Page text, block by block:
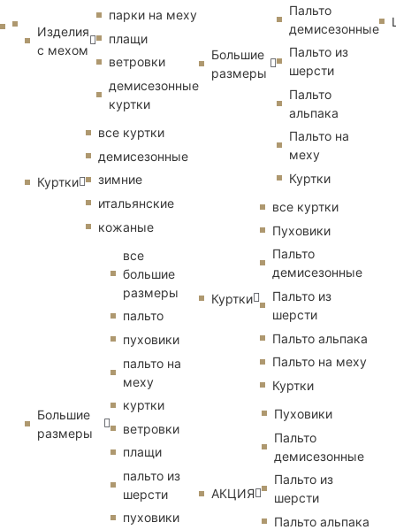
Изделия
с мехом
парки на меху
плащи
ветровки
демисезонные
куртки
Куртки
все куртки
демисезонные
зимние
итальянские
кожаные
Большие
размеры
все
большие
размеры
пальто
пуховики
пальто на
меху
куртки
ветровки
плащи
пальто из
шерсти
пуховики
Большие
размеры
Пальто
демисезонные
Пальто из
шерсти
Пальто
альпака
Пальто на
меху
Куртки
Куртки
все куртки
Пуховики
Пальто
демисезонные
Пальто из
шерсти
Пальто альпака
Пальто на меху
Куртки
АКЦИЯ
Пуховики
Пальто
демисезонные
Пальто из
шерсти
Пальто альпака